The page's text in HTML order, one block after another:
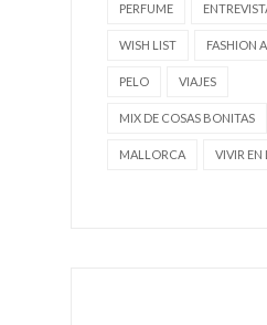
PERFUME
WISH LIST FASHION
PELO VIAJES
MIX DE COSAS BONITAS
MALLORCA VIVIR EN